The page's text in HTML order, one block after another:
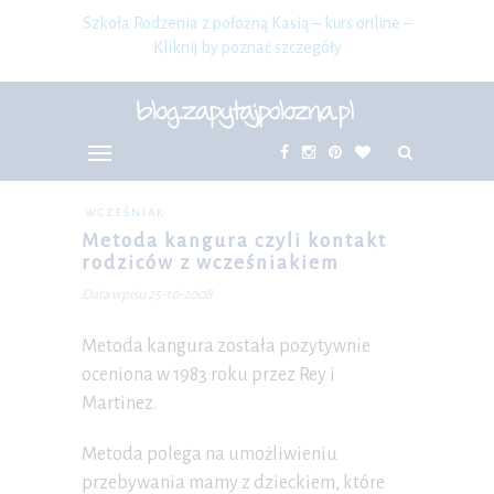
Szkoła Rodzenia z położną Kasią – kurs online –
Kliknij by poznać szczegóły
WCZEŚNIAK
Metoda kangura czyli kontakt
rodziców z wcześniakiem
Data wpisu 25-10-2008
Metoda kangura została pozytywnie
oceniona w 1983 roku przez Rey i
Martinez.
Metoda polega na umożliwieniu
przebywania mamy z dzieckiem, które